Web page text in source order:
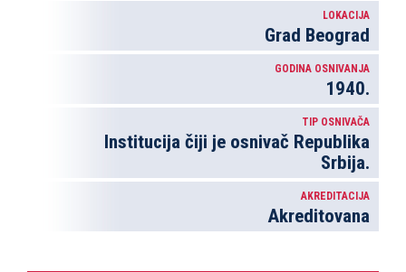
LOKACIJA
Grad Beograd
GODINA OSNIVANJA
1940.
TIP OSNIVAČA
Institucija čiji je osnivač Republika
Srbija.
AKREDITACIJA
Akreditovana